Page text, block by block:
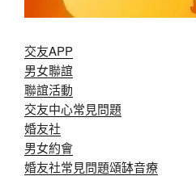
交友APP
男女聯誼
聯誼活動
交友中心常見問題
婚友社
男女約會
婚友社常見問題頌缽音療